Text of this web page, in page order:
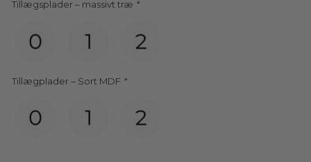
Tillægsplader – massivt træ *
Tillægplader – Sort MDF *